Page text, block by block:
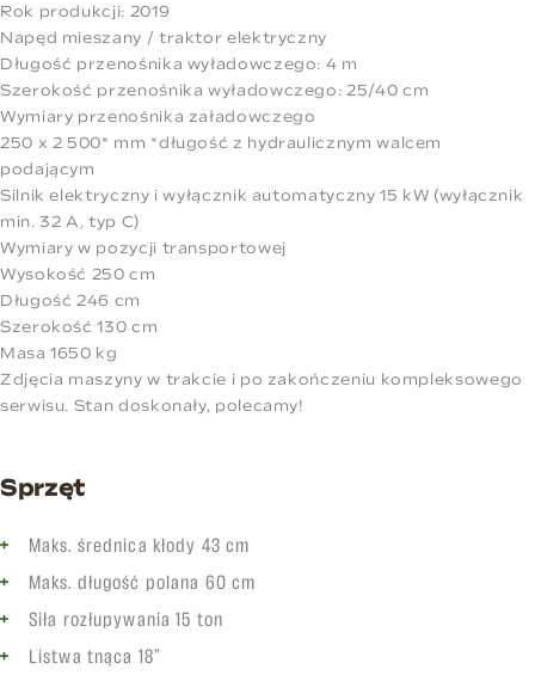
Rok produkcji: 2019
Napęd mieszany / traktor elektryczny
Długość przenośnika wyładowczego: 4 m
Szerokość przenośnika wyładowczego: 25/40 cm
Wymiary przenośnika załadowczego
250 x 2 500* mm *długość z hydraulicznym walcem
podającym
Silnik elektryczny i wyłącznik automatyczny 15 kW (wyłącznik
min. 32 A, typ C)
Wymiary w pozycji transportowej
Wysokość 250 cm
Długość 246 cm
Szerokość 130 cm
Masa 1650 kg
Zdjęcia maszyny w trakcie i po zakończeniu kompleksowego
serwisu. Stan doskonały, polecamy!
Sprzęt
Maks. średnica kłody 43 cm
Maks. długość polana 60 cm
Siła rozłupywania 15 ton
Listwa tnąca 18”